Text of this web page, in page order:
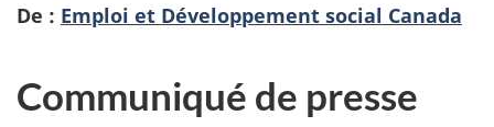
De : Emploi et Développement social Canada
Communiqué de presse